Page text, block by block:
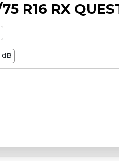
R16 RX
dB